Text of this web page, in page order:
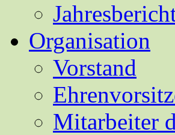
Organisation
Vorstand
Mitarbeiter